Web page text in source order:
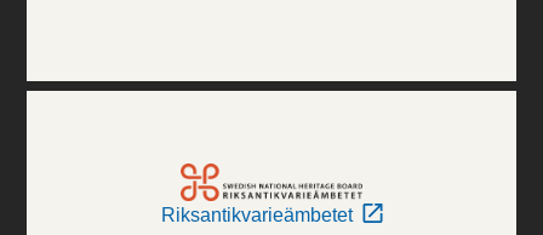
Riksantikvarieämbetet